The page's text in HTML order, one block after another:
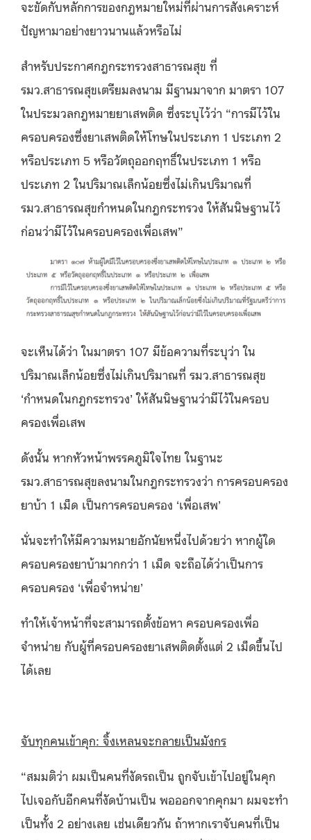
จะขัดกับหลักการของกฎหมายใหม่ที่ผ่านการสังเคราะห์
ปัญหามาอย่างยาวนานแล้วหรือไม่
สำหรับประกาศกฎกระทรวงสาธารณสุข ที่
รมว.สาธารณสุขเตรียมลงนาม มีฐานมาจาก มาตรา 107
ในประมวลกฎหมายยาเสพติด ซึ่งระบุไว้ว่า “การมีไว้ใน
ครอบครองซึ่งยาเสพติดให้โทษในประเภท 1 ประเภท 2
หรือประเภท 5 หรือวัตถุออกฤทธิ์ในประเภท 1 หรือ
ประเภท 2 ในปริมาณเล็กน้อยซึ่งไม่เกินปริมาณที่
รมว.สาธารณสุขกำหนดในกฎกระทรวง ให้สันนิษฐานไว้
ก่อนว่ามีไว้ในครอบครองเพื่อเสพ”
จะเห็นได้ว่า ในมาตรา 107 มีข้อความที่ระบุว่า ใน
ปริมาณเล็กน้อยซึ่งไม่เกินปริมาณที่ รมว.สาธารณสุข
‘กำหนดในกฎกระทรวง’ ให้สันนิษฐานว่ามีไว้ในครอบ
ครองเพื่อเสพ
ดังนั้น หากหัวหน้าพรรคภูมิใจไทย ในฐานะ
รมว.สาธารณสุขลงนามในกฎกระทรวงว่า การครอบครอง
ยาบ้า 1 เม็ด เป็นการครอบครอง ‘เพื่อเสพ’
นั่นจะทำให้มีความหมายอักนัยหนึ่งไปด้วยว่า หากผู้ใด
ครอบครองยาบ้ามากกว่า 1 เม็ด จะถือได้ว่าเป็นการ
ครอบครอง ‘เพื่อจำหน่าย’
ทำให้เจ้าหน้าที่จะสามารถตั้งข้อหา ครอบครองเพื่อ
จำหน่าย กับผู้ที่ครอบครองยาเสพติดตั้งแต่ 2 เม็ดขึ้นไป
ได้เลย
จับทุกคนเข้าคุก: จิ้งเหลนจะกลายเป็นมังกร
“สมมติว่า ผมเป็นคนที่งัดรถเป็น ถูกจับเข้าไปอยู่ในคุก
ไปเจอกับอีกคนที่งัดบ้านเป็น พอออกจากคุกมา ผมจะทำ
เป็นทั้ง 2 อย่างเลย เช่นเดียวกัน ถ้าหากเราจับคนที่เป็น